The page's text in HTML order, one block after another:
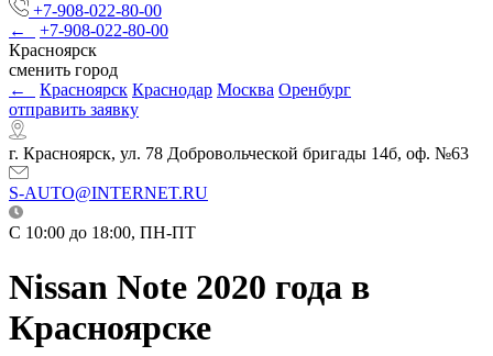
+7-908-022-80-00
←
+7-908-022-80-00
Красноярск
сменить город
←
Красноярск Краснодар Москва Оренбург
отправить заявку
г. Красноярск, ул. 78 Добровольческой бригады 14б, оф. №63
S-AUTO@INTERNET.RU
C 10:00 до 18:00, ПН-ПТ
Nissan Note 2020 года в
Красноярске